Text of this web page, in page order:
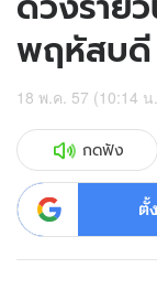
พฤหัสบดี
18 พ.ค. 57 (10:14 น
กดฟัง
ตั้